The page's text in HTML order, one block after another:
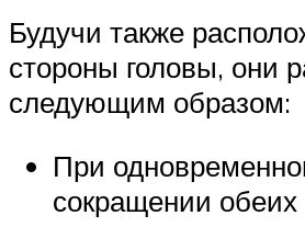
Будучи также
стороны головы, они
следующим образом:
При
сокращении